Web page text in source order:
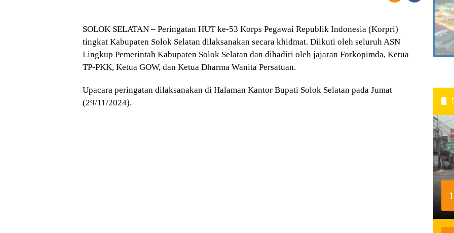
SOLOK SELATAN – Peringatan HUT ke-53 Korps Pegawai Republik Indonesia (Korpri)
tingkat Kabupaten Solok Selatan dilaksanakan secara khidmat. Diikuti oleh seluruh ASN
Lingkup Pemerintah Kabupaten Solok Selatan dan dihadiri oleh jajaran Forkopimda, Ketua
TP-PKK, Ketua GOW, dan Ketua Dharma Wanita Persatuan.
Upacara peringatan dilaksanakan di Halaman Kantor Bupati Solok Selatan pada Jumat
(29/11/2024).
1